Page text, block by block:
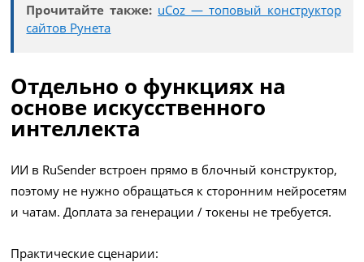
Прочитайте также: uCoz — топовый конструктор
сайтов Рунета
Отдельно о функциях на
основе искусственного
интеллекта
ИИ в RuSender встроен прямо в блочный конструктор,
поэтому не нужно обращаться к сторонним нейросетям
и чатам. Доплата за генерации / токены не требуется.
Практические сценарии: